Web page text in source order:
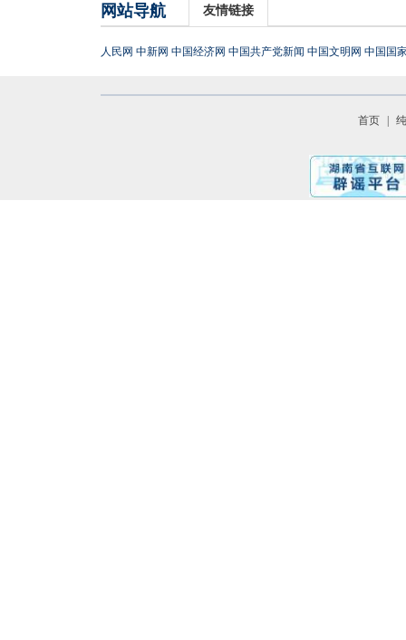
网站导航 友情链接
人民网 中新网 中国经济网 中国共产党新闻 中国文明网 中国国
首页 |